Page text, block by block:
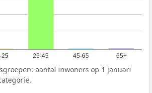
25 25-45 45-65 65+
aantal inwoners op 1 januari